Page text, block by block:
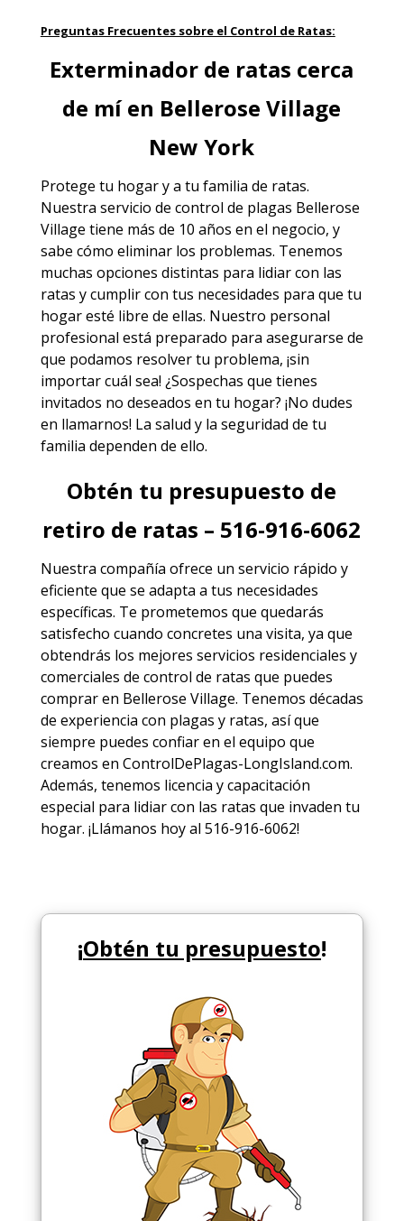
Preguntas Frecuentes sobre el Control de Ratas:
Exterminador de ratas cerca
de mí en Bellerose Village
New York
Protege tu hogar y a tu familia de ratas.
Nuestra servicio de control de plagas Bellerose
Village tiene más de 10 años en el negocio, y
sabe cómo eliminar los problemas. Tenemos
muchas opciones distintas para lidiar con las
ratas y cumplir con tus necesidades para que tu
hogar esté libre de ellas. Nuestro personal
profesional está preparado para asegurarse de
que podamos resolver tu problema, ¡sin
importar cuál sea! ¿Sospechas que tienes
invitados no deseados en tu hogar? ¡No dudes
en llamarnos! La salud y la seguridad de tu
familia dependen de ello.
Obtén tu presupuesto de
retiro de ratas – 516-916-6062
Nuestra compañía ofrece un servicio rápido y
eficiente que se adapta a tus necesidades
específicas. Te prometemos que quedarás
satisfecho cuando concretes una visita, ya que
obtendrás los mejores servicios residenciales y
comerciales de control de ratas que puedes
comprar en Bellerose Village. Tenemos décadas
de experiencia con plagas y ratas, así que
siempre puedes confiar en el equipo que
creamos en ControlDePlagas-LongIsland.com.
Además, tenemos licencia y capacitación
especial para lidiar con las ratas que invaden tu
hogar. ¡Llámanos hoy al 516-916-6062!
¡Obtén tu presupuesto!